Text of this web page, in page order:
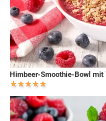
Himbeer-Smoothie-Bowl mit